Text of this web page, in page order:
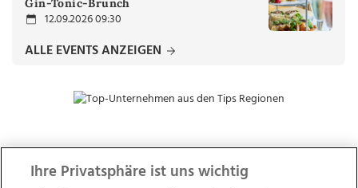
Gin-Tonic-Brunch
12.09.2026 09:30
ALLE EVENTS ANZEIGEN
ZUR NACHRICHTENÜBERSICHT
Ihre Privatsphäre ist uns wichtig